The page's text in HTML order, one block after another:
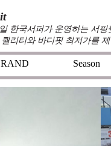
한국서퍼가 운영하는 서
리티와 바디핏 최저가를
+
+
Season